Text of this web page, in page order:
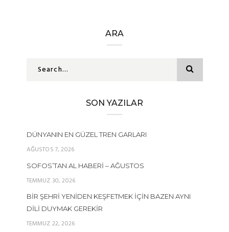
ARA
SON YAZILAR
DÜNYANIN EN GÜZEL TREN GARLARI
AĞUSTOS 7, 2026
SOFOS’TAN AL HABERI – AĞUSTOS
TEMMUZ 30, 2026
BIR ŞEHRI YENIDEN KEŞFETMEK İÇIN BAZEN AYNI
DILI DUYMAK GEREKIR
TEMMUZ 22, 2026